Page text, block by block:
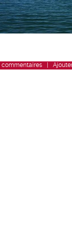
commentaires |